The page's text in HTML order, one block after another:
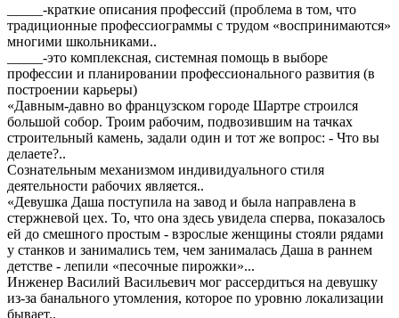
_____-краткие описания профессий (проблема в том, что
традиционные профессиограммы с трудом «воспринимаются»
многими школьниками..
_____-это комплексная, системная помощь в выборе
профессии и планировании профессионального развития (в
построении карьеры)
«Давным-давно во французском городе Шартре строился
большой собор. Троим рабочим, подвозившим на тачках
строительный камень, задали один и тот же вопрос: - Что вы
делаете?..
Сознательным механизмом индивидуального стиля
деятельности рабочих является..
«Девушка Даша поступила на завод и была направлена в
стержневой цех. То, что она здесь увидела сперва, показалось
ей до смешного простым - взрослые женщины стояли рядами
у станков и занимались тем, чем занималась Даша в раннем
детстве - лепили «песочные пирожки»...
Инженер Василий Васильевич мог рассердиться на девушку
из-за банального утомления, которое по уровню локализации
бывает..